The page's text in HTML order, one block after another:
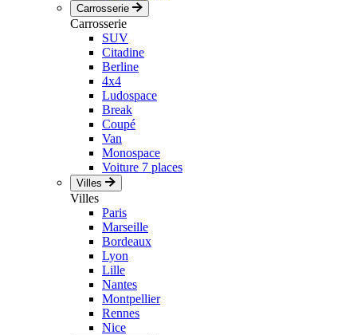
Carrosserie
Carrosserie
SUV
Citadine
Berline
4x4
Ludospace
Break
Coupé
Van
Monospace
Voiture 7 places
Villes
Villes
Paris
Marseille
Bordeaux
Lyon
Lille
Nantes
Montpellier
Rennes
Nice